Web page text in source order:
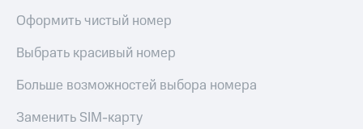
Оформить чистый номер
Выбрать красивый номер
Больше возможностей выбора номера
Заменить SIM-карту